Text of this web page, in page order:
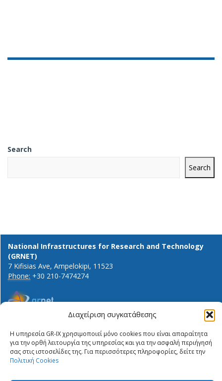
Διαχείριση συγκατάθεσης
Η υπηρεσία GR-IX χρησιμοποιεί μόνο cookies που είναι απαραίτητα
για την ορθή λειτουργία της υπηρεσίας και για την ασφαλή περιήγησή
σας στις ιστοσελίδες της. Για περισσότερες πληροφορίες, δείτε την
Πολιτική Cookies
Search
Search
National Infrastructures for Research and Technology
(GRNET)
7 Kifisias Ave, Ampelokipi, 11523
Phone: +30 210-7474274
General info and inquiries:
info@gr-ix.gr
Members only:
GR-IX helpdesk
Peering contacts
ΔΉΛΩΣΗ ΙΔΙΩΤΙΚΌΤΗΤΑΣ
ΠΟΛΙΤΙΚΉ COOKIES
PRIVACY STATEMENT